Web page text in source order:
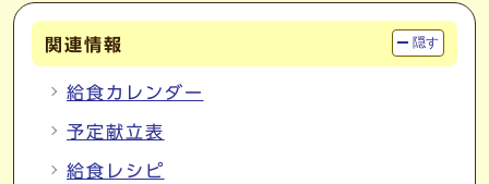
関連情報 隠す
給食カレンダー
予定献立表
給食レシピ